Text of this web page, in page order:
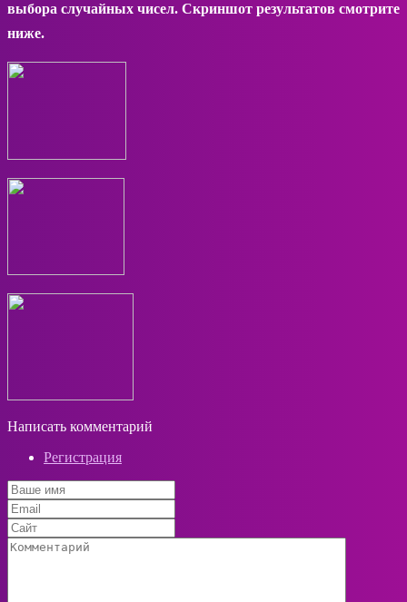
выбора случайных чисел. Скриншот результатов смотрите
ниже.
Написать комментарий
Регистрация